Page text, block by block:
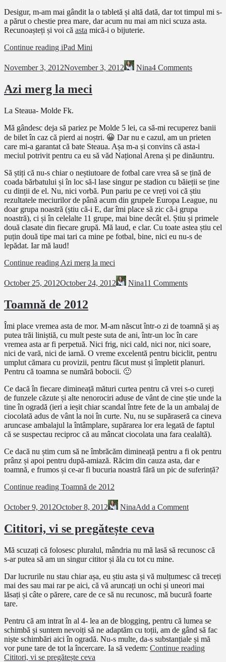
Desigur, m-am mai gândit la o tabletă și altă dată, dar tot timpul mi s-
a părut o chestie prea mare, dar acum nu mai am nici scuza asta.
Recunoașteți și voi că asta mică-i o bijuterie.
Continue reading iPad Mini
November 3, 2012November 3, 2012 Nina4 Comments
Azi merg la meci
La Steaua- Molde Fk.
Mă gândesc deja să pariez pe Molde 5 lei, ca să-mi recuperez banii
de bilet în caz că pierd ai noștri. 😀 Dar nu e cazul, am un prieten
care mi-a garantat că bate Steaua. Așa m-a și convins că asta-i
meciul potrivit pentru ca eu să văd Național Arena și pe dinăuntru.
Să știți că nu-s chiar o neștiutoare de fotbal care vrea să se țină de
coada bărbatului și în loc să-l lase singur pe stadion cu băieții se ține
cu dinții de el. Nu, nici vorbă. Pun pariu pe ce vreți voi că știu
rezultatele meciurilor de până acum din grupele Europa League, nu
doar grupa noastră (știu că-i E, dar îmi place să zic că-i grupa
noastră), ci și în celelalte 11 grupe, mai bine decât el. Știu și primele
două clasate din fiecare grupă. Mă laud, e clar. Cu toate astea știu cel
puțin două tipe mai tari ca mine pe fotbal, bine, nici eu nu-s de
lepădat. Iar mă laud!
Continue reading Azi merg la meci
October 25, 2012October 24, 2012 Nina11 Comments
Toamnă de 2012
Îmi place vremea asta de mor. M-am născut într-o zi de toamnă și aș
putea trăi liniștiă, cu mult peste suta de ani, într-un loc în care
vremea asta ar fi perpetuă. Nici frig, nici cald, nici nor, nici soare,
nici de vară, nici de iarnă. O vreme excelentă pentru biciclit, pentru
umplut cămara cu provizii, pentru făcut must și împletit planuri.
Pentru că toamna se numără bobocii. 🙂
Ce dacă în fiecare dimineață mături curtea pentru că vrei s-o cureți
de funzele căzute și alte nenorociri aduse de vânt de cine știe unde la
tine în ogradă (ieri a ieșit chiar scandal între fete de la un ambalaj de
ciocolată adus de vânt la noi în curte. Nu, nu se supăraseră ca cineva
aruncase ambalajul la întâmplare, supărarea lor era legată de faptul
că se suspectau reciproc că au mâncat ciocolata una fara cealaltă).
Ce dacă nu știm cum să ne îmbrăcăm dimineață pentru a fi ok pentru
prânz și apoi pentru după-amiază. Răcim din cauza asta, dar e
toamnă, e frumos și ce-ar fi bucuria noastră fără un pic de suferință?
Continue reading Toamnă de 2012
October 9, 2012October 8, 2012 NinaAdd a Comment
Cititori, vi se pregătește ceva
Mă scuzați că folosesc pluralul, mândria nu mă lasă să recunosc că
s-ar putea să am un singur cititor și ăla cu tot cu mine.
Dar lucrurile nu stau chiar așa, eu știu asta și vă mulțumesc că treceți
mai des sau mai rar pe aici, că vă aruncați un ochi și uneori mai
lăsați și câte o părere, care de ce să nu recunosc, mă bucură foarte
tare.
Pentru că am intrat în al 4- lea an de blogging, pentru că lumea se
schimbă și suntem nevoiți să ne adaptăm cu toții, am de gând să fac
niște schimbări aici în ogradă. Nu-s multe, da-s substanțiale și mă
vor pune tare de tot la încercare. Ia să vedem: Continue reading
Cititori, vi se pregătește ceva